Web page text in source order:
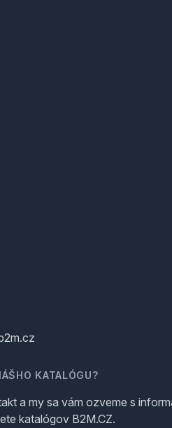
KATALÓGU?
a my sa vám ozveme s
katalógov B2M.CZ.